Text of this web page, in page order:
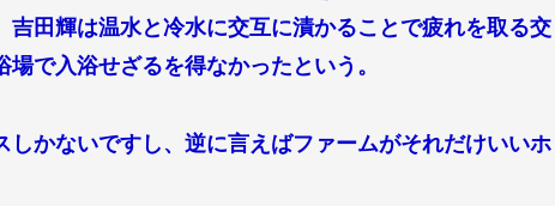
吉田輝は温水と冷水に交互に漬かることで疲れを取る交
で入浴せざるを得なかったという。
かないですし、逆に言えばファームがそれだけいいホ